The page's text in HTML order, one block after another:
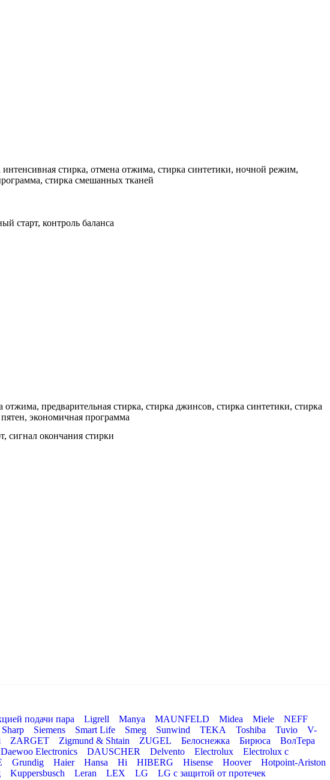
стирка, отмена отжима, стирка синтетики, ночной режим,
стирка смешанных тканей
старт, контроль баланса
предварительная стирка, стирка джинсов, стирка синтетики, стирка
экономичная программа
сигнал окончания стирки
подачи пара Ligrell Manya MAUNFELD Midea Miele
NEFF
Sharp Siemens Smart Life Smeg Sunwind TEKA Toshiba Tuvio
V-
ZARGET Zigmund & Shtain ZUGEL Белоснежка Бирюса
ВолТера
Daewoo Electronics DAUSCHER Delvento Electrolux
Electrolux с
Grundig Haier Hansa Hi HIBERG Hisense Hoover
Hotpoint-Ariston
Kuppersbusch Leran LEX LG LG с защитой от протечек